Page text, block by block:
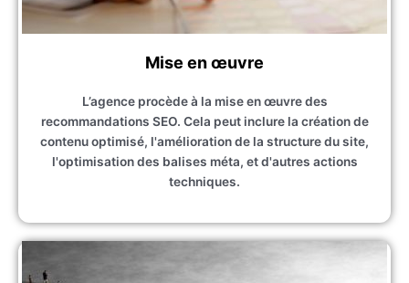
Mise en œuvre
L’agence procède à la mise en œuvre des
recommandations SEO. Cela peut inclure la création de
contenu optimisé, l'amélioration de la structure du site,
l'optimisation des balises méta, et d'autres actions
techniques.